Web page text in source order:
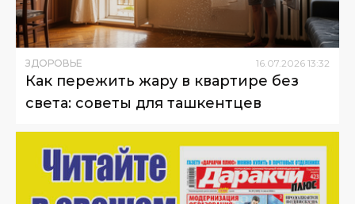
ЗДОРОВЬЕ 16.07.2026 13:32
Как пережить жару в квартире без
света: советы для ташкентцев